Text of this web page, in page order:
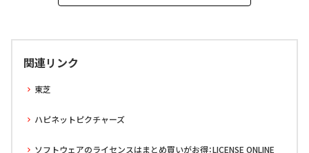
関連リンク
東芝
ハピネットピクチャーズ
ソフトウェアのライセンスはまとめ買いがお得：LICENSE ONLINE